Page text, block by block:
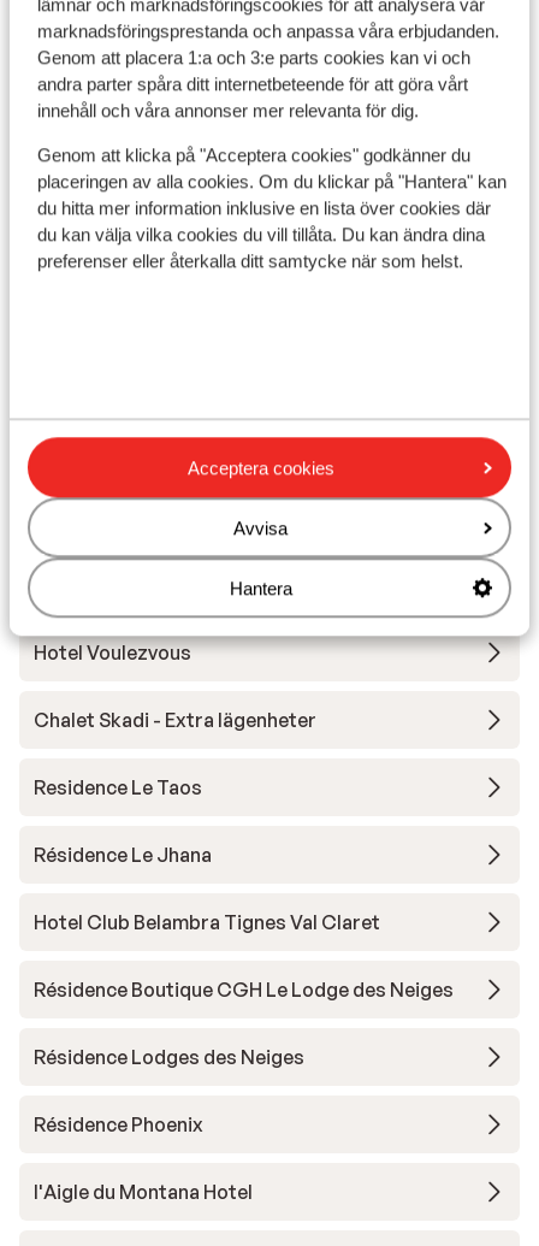
lämnar och marknadsföringscookies för att analysera vår
marknadsföringsprestanda och anpassa våra erbjudanden.
Genom att placera 1:a och 3:e parts cookies kan vi och
andra parter spåra ditt internetbeteende för att göra vårt
innehåll och våra annonser mer relevanta för dig.
Genom att klicka på "Acceptera cookies" godkänner du
placeringen av alla cookies. Om du klickar på "Hantera" kan
du hitta mer information inklusive en lista över cookies där
du kan välja vilka cookies du vill tillåta. Du kan ändra dina
preferenser eller återkalla ditt samtycke när som helst.
Acceptera cookies
Avvisa
Hantera
I området
Boendet ligger utspritt i byn
Avstånd till pist ca 200 m
Avstånd till skidlift ca 200 m
Närmaste butiker ca 200 m
Skidskola
Andra boenden i Tignes - Val d'Isère
Hotel Voulezvous
Chalet Skadi - Extra lägenheter
Residence Le Taos
Résidence Le Jhana
Hotel Club Belambra Tignes Val Claret
Résidence Boutique CGH Le Lodge des Neiges
Résidence Lodges des Neiges
Résidence Phoenix
l'Aigle du Montana Hotel